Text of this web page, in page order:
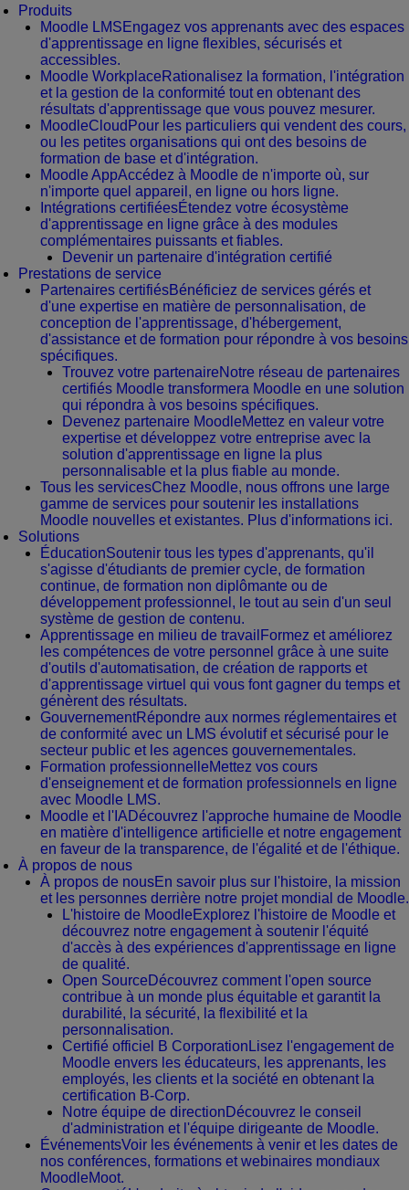
Produits
Moodle LMS Engagez vos apprenants avec des espaces
d'apprentissage en ligne flexibles, sécurisés et
accessibles.
Moodle Workplace Rationalisez la formation, l'intégration
et la gestion de la conformité tout en obtenant des
résultats d'apprentissage que vous pouvez mesurer.
MoodleCloud Pour les particuliers qui vendent des cours,
ou les petites organisations qui ont des besoins de
formation de base et d'intégration.
Moodle AppAccédez à Moodle de n'importe où, sur
n'importe quel appareil, en ligne ou hors ligne.
Intégrations certifiéesÉtendez votre écosystème
d'apprentissage en ligne grâce à des modules
complémentaires puissants et fiables.
Devenir un partenaire d'intégration certifié
Prestations de service
Partenaires certifiésBénéficiez de services gérés et
d'une expertise en matière de personnalisation, de
conception de l'apprentissage, d'hébergement,
d'assistance et de formation pour répondre à vos besoins
spécifiques.
Trouvez votre partenaireNotre réseau de partenaires
certifiés Moodle transformera Moodle en une solution
qui répondra à vos besoins spécifiques.
Devenez partenaire MoodleMettez en valeur votre
expertise et développez votre entreprise avec la
solution d'apprentissage en ligne la plus
personnalisable et la plus fiable au monde.
Tous les servicesChez Moodle, nous offrons une large
gamme de services pour soutenir les installations
Moodle nouvelles et existantes. Plus d'informations ici.
Solutions
ÉducationSoutenir tous les types d'apprenants, qu'il
s'agisse d'étudiants de premier cycle, de formation
continue, de formation non diplômante ou de
développement professionnel, le tout au sein d'un seul
système de gestion de contenu.
Apprentissage en milieu de travail Formez et améliorez
les compétences de votre personnel grâce à une suite
d'outils d'automatisation, de création de rapports et
d'apprentissage virtuel qui vous font gagner du temps et
génèrent des résultats.
GouvernementRépondre aux normes réglementaires et
de conformité avec un LMS évolutif et sécurisé pour le
secteur public et les agences gouvernementales.
Formation professionnelleMettez vos cours
d'enseignement et de formation professionnels en ligne
avec Moodle LMS.
Moodle et l'IADécouvrez l'approche humaine de Moodle
en matière d'intelligence artificielle et notre engagement
en faveur de la transparence, de l'égalité et de l'éthique.
À propos de nous
À propos de nousEn savoir plus sur l'histoire, la mission
et les personnes derrière notre projet mondial de Moodle.
L'histoire de Moodle Explorez l'histoire de Moodle et
découvrez notre engagement à soutenir l'équité
d'accès à des expériences d'apprentissage en ligne
de qualité.
Open Source Découvrez comment l'open source
contribue à un monde plus équitable et garantit la
durabilité, la sécurité, la flexibilité et la
personnalisation.
Certifié officiel B Corporation Lisez l'engagement de
Moodle envers les éducateurs, les apprenants, les
employés, les clients et la société en obtenant la
certification B-Corp.
Notre équipe de direction Découvrez le conseil
d'administration et l'équipe dirigeante de Moodle.
ÉvénementsVoir les événements à venir et les dates de
nos conférences, formations et webinaires mondiaux
MoodleMoot.